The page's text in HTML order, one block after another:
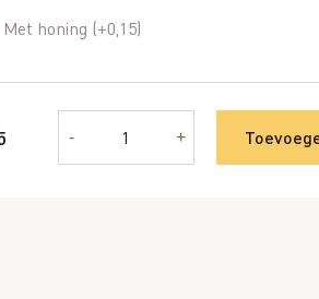
Met honing (+0,15)
+
thee
(biologisch)
-